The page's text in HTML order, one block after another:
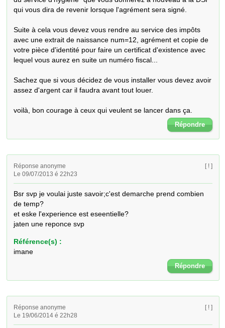
qui vous dira de revenir lorsque l'agrément sera signé.
Suite à cela vous devez vous rendre au service des impôts
avec une extrait de naissance num=12, agrément et copie de
votre pièce d'identité pour faire un certificat d'existence avec
lequel vous aurez en suite un numéro fiscal...
Sachez que si vous décidez de vous installer vous devez avoir
assez d'argent car il faudra avant tout louer.
voilà, bon courage à ceux qui veulent se lancer dans ça.
Répondre
Réponse anonyme
Le 09/07/2013 é 22h23
[ ! ]
Bsr svp je voulai juste savoir;c'est demarche prend combien
de temp?
et eske l'experience est eseentielle?
jaten une reponce svp
Référence(s) :
imane
Répondre
Réponse anonyme
Le 19/06/2014 é 22h28
[ ! ]